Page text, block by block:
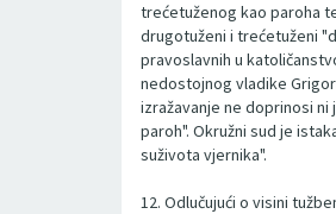
trećetuženog kao paroha
drugotuženi i trećetuženi
pravoslavnih u
nedostojnog vladike
izražavanje ne doprinosi
paroh". Okružni sud je
suživota vjernika".
12. Odlučujući o visini